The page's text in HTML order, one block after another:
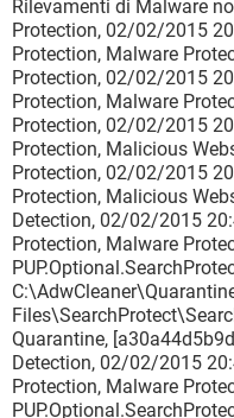
Rilevamenti di Malware
Protection, 02/02/2015
Protection, Malware
Protection, 02/02/2015
Protection, Malware
Protection, 02/02/2015
Protection, Malicious
Protection, 02/02/2015
Protection, Malicious
Detection, 02/02/2015
Protection, Malware
Quarantine,
Detection, 02/02/2015
Protection, Malware